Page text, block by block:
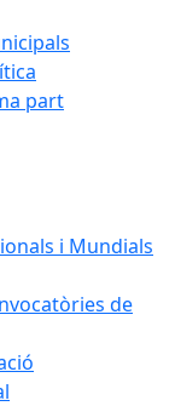
part
i Mundials
de